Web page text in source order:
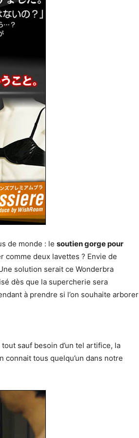
de monde : le soutien gorge pour
comme deux lavettes ? Envie de
solution serait ce Wonderbra
dès que la supercherie sera
à prendre si l’on souhaite arborer
sauf besoin d’un tel artifice, la
connait tous quelqu’un dans notre